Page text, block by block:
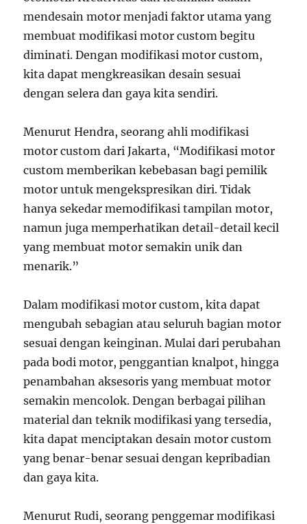
mendesain motor menjadi faktor utama yang
membuat modifikasi motor custom begitu
diminati. Dengan modifikasi motor custom,
kita dapat mengkreasikan desain sesuai
dengan selera dan gaya kita sendiri.
Menurut Hendra, seorang ahli modifikasi
motor custom dari Jakarta, “Modifikasi motor
custom memberikan kebebasan bagi pemilik
motor untuk mengekspresikan diri. Tidak
hanya sekedar memodifikasi tampilan motor,
namun juga memperhatikan detail-detail kecil
yang membuat motor semakin unik dan
menarik.”
Dalam modifikasi motor custom, kita dapat
mengubah sebagian atau seluruh bagian motor
sesuai dengan keinginan. Mulai dari perubahan
pada bodi motor, penggantian knalpot, hingga
penambahan aksesoris yang membuat motor
semakin mencolok. Dengan berbagai pilihan
material dan teknik modifikasi yang tersedia,
kita dapat menciptakan desain motor custom
yang benar-benar sesuai dengan kepribadian
dan gaya kita.
Menurut Rudi, seorang penggemar modifikasi